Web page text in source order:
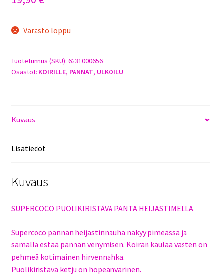
Varasto loppu
Tuotetunnus (SKU): 6231000656
Osastot: KOIRILLE, PANNAT, ULKOILU
Kuvaus
Lisätiedot
Kuvaus
SUPERCOCO PUOLIKIRISTÄVÄ PANTA HEIJASTIMELLA
Supercoco pannan heijastinnauha näkyy pimeässä ja
samalla estää pannan venymisen. Koiran kaulaa vasten on
pehmeä kotimainen hirvennahka.
Puolikiristävä ketju on hopeanvärinen.